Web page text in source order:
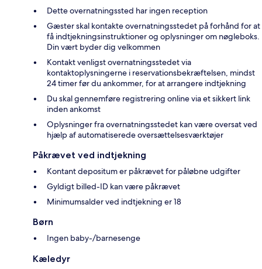
Dette overnatningssted har ingen reception
Gæster skal kontakte overnatningsstedet på forhånd for at
få indtjekningsinstruktioner og oplysninger om nøgleboks.
Din vært byder dig velkommen
Kontakt venligst overnatningsstedet via
kontaktoplysningerne i reservationsbekræftelsen, mindst
24 timer før du ankommer, for at arrangere indtjekning
Du skal gennemføre registrering online via et sikkert link
inden ankomst
Oplysninger fra overnatningsstedet kan være oversat ved
hjælp af automatiserede oversættelsesværktøjer
Påkrævet ved indtjekning
Kontant depositum er påkrævet for påløbne udgifter
Gyldigt billed-ID kan være påkrævet
Minimumsalder ved indtjekning er 18
Børn
Ingen baby-/barnesenge
Kæledyr